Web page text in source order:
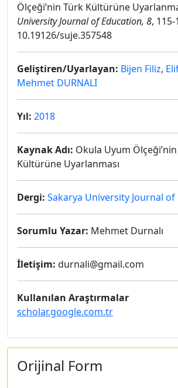
Ölçeği’nin Türk Kültürüne
University Journal of Education, 8,
10.19126/suje.357548
Geliştiren/Uyarlayan: Bijen Filiz,
Mehmet DURNALI
Yıl: 2018
Kaynak Adı: Okula Uyum
Kültürüne Uyarlanması
Dergi: Sakarya University Journal
Sorumlu Yazar: Mehmet Durnalı
İletişim: durnali@gmail.com
Kullanılan Araştırmalar
scholar.google.com.tr
Orijinal Form